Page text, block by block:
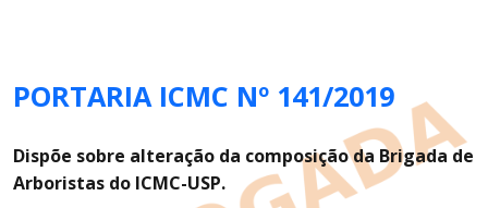
PORTARIA ICMC Nº 141/2019
Dispõe sobre alteração da composição da Brigada de
Arboristas do ICMC-USP.